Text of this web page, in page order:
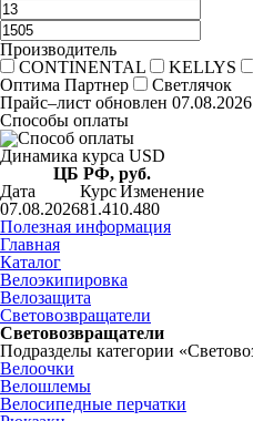
Производитель
CONTINENTAL
KELLYS
Оптима Партнер
Светлячок
Прайс–лист обновлен 07.08.2026
Способы оплаты
Динамика курса USD
ЦБ РФ, руб.
Дата
КурсИзменение
07.08.202681.410.480
Полезная информация
Главная
Каталог
Велоэкипировка
Велозащита
Световозвращатели
Световозвращатели
Подразделы категории
Велоочки
Велошлемы
Велосипедные перчатки